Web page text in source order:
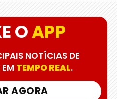
OAPP
NOTÍCIAS DE
EM TEMPO REAL.
AGORA